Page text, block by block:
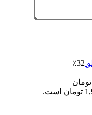
٪32
قیمت اصلی 2,800,000 تومان